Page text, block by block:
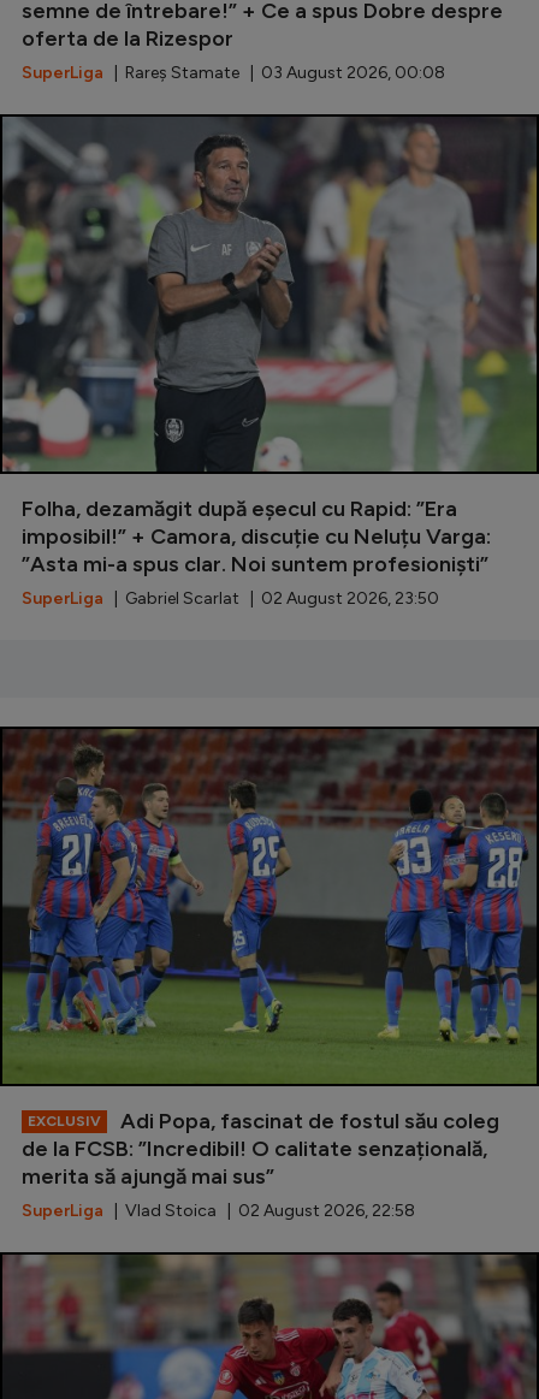
Clasamente
Handbal
Natație
Formula 1
Gimnastică
Auto
Rugby
Ciclism
JO 2024
Intră în cont
Creează cont
semne de întrebare!” + Ce a spus Dobre despre
oferta de la Rizespor
SuperLiga | Rareș Stamate | 03 August 2026, 00:08
Folha, dezamăgit după eșecul cu Rapid: ”Era
imposibil!” + Camora, discuție cu Neluțu Varga:
”Asta mi-a spus clar. Noi suntem profesioniști”
SuperLiga | Gabriel Scarlat | 02 August 2026, 23:50
EXCLUSIV
Adi Popa, fascinat de fostul său coleg
de la FCSB: ”Incredibil! O calitate senzațională,
merita să ajungă mai sus”
SuperLiga | Vlad Stoica | 02 August 2026, 22:58